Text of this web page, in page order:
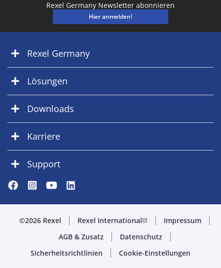
Rexel Germany Newsletter abonnieren
Hier anmelden!
Rexel Germany
Lösungen
Downloads
Karriere
Support
©2026 Rexel Rexel Internationalopen_in_new
Impressum
AGB & Zusatz
Datenschutz
Sicherheitsrichtlinien
Cookie-Einstellungen